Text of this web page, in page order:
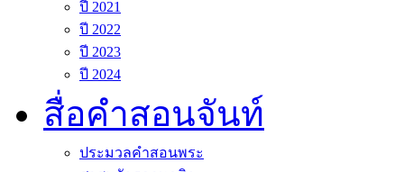
ปี 2021
ปี 2022
ปี 2023
ปี 2024
สื่อคำสอนจันท์
ประมวลคำสอนพระ